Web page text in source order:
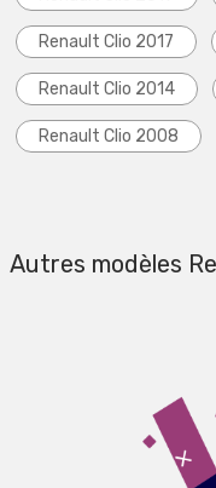
Renault Clio 2017
Renault Clio 2014
Renault Clio 2008
Autres modèles